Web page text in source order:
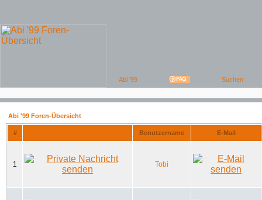
Abi '99 Foren-Übersicht
# Benutzername E-Mail
1 Tobi